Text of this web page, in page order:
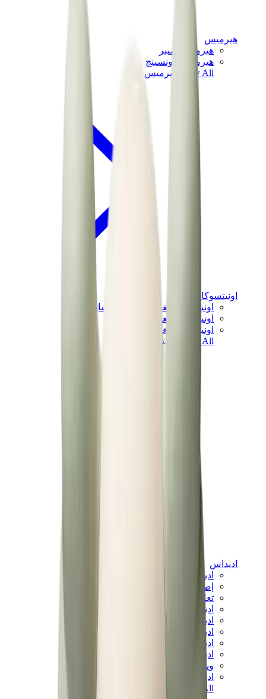
هيرميس
هيرميس شيبر
هيرميس باونسينج
View All
هيرميس
اونيتسوكا تايغر
اونيتسوكا تايغر مكسيكو 66 سابو
اونيتسوكا تايغر مكسيكو 66
اونيتسوكا تايغر توكوتن
View All
اونيتسوكا تايغر
اديداس
اديداس الأكثر مبيعاً
إصدارات اديداس الجديدة
تعاونات اديداس
اديداس كامبوس
اديداس سامبا
اديداس سبيزيال
اديداس غزال
اديداس فوروم لو
ويلز بونر
اديداس اوريجينالز
View All